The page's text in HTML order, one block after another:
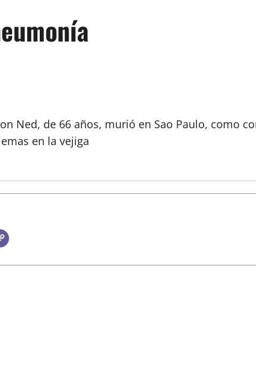
Ned, de 66 años, murió en Sao Paulo, como
en la vejiga